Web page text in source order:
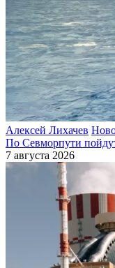
Алексей Лихачев
По Севморпути
7 августа 2026